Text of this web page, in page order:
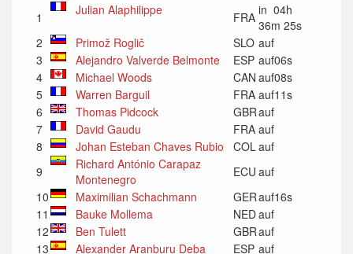
1 Julian Alaphilippe FRA in 04h
36m 25s
2
Primož Roglič SLO auf
3
Alejandro Valverde Belmonte ESP auf06s
4
Michael Woods CAN auf08s
5
Warren Barguil FRA auf11s
6
Thomas Pidcock GBRauf
7
David Gaudu FRA auf
8
Johan Esteban Chaves Rubio COL auf
9
Richard António Carapaz
Montenegro
ECU auf
10
Maximilian Schachmann GERauf16s
11
Bauke Mollema NEDauf
12
Ben Tulett GBRauf
13
Alexander Aranburu Deba ESP auf